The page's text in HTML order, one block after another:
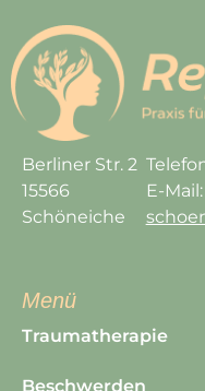
Berliner Str. 2
15566
Schöneiche
E-Mail:
Menü
Traumatherapie
Beschwerden